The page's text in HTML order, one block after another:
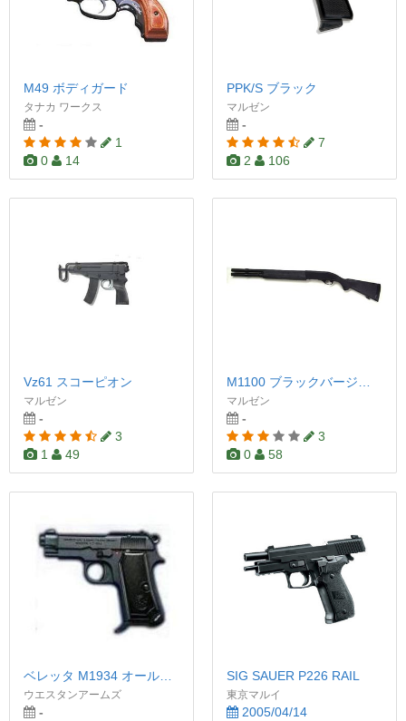
M49 ボディガード
タナカ ワークス
-
1
0
14
PPK/S ブラック
マルゼン
-
7
2
106
Vz61 スコーピオン
マルゼン
-
3
1
49
マルゼン
-
3
0
58
ウエスタンアームズ
-
SIG SAUER P226 RAIL
東京マルイ
2005/04/14